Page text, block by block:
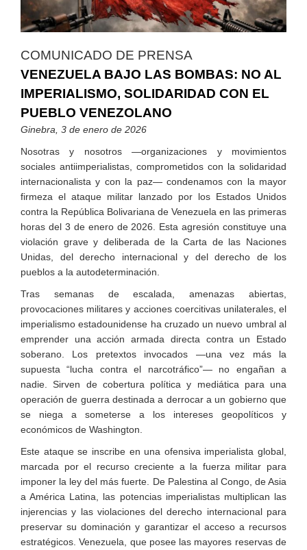
COMUNICADO DE PRENSA
VENEZUELA BAJO LAS BOMBAS: NO AL
IMPERIALISMO, SOLIDARIDAD CON EL
PUEBLO VENEZOLANO
Ginebra, 3 de enero de 2026
Nosotras y nosotros —organizaciones y movimientos
sociales antiimperialistas, comprometidos con la solidaridad
internacionalista y con la paz— condenamos con la mayor
firmeza el ataque militar lanzado por los Estados Unidos
contra la República Bolivariana de Venezuela en las primeras
horas del 3 de enero de 2026. Esta agresión constituye una
violación grave y deliberada de la Carta de las Naciones
Unidas, del derecho internacional y del derecho de los
pueblos a la autodeterminación.
Tras semanas de escalada, amenazas abiertas,
provocaciones militares y acciones coercitivas unilaterales, el
imperialismo estadounidense ha cruzado un nuevo umbral al
emprender una acción armada directa contra un Estado
soberano. Los pretextos invocados —una vez más la
supuesta “lucha contra el narcotráfico”— no engañan a
nadie. Sirven de cobertura política y mediática para una
operación de guerra destinada a derrocar a un gobierno que
se niega a someterse a los intereses geopolíticos y
económicos de Washington.
Este ataque se inscribe en una ofensiva imperialista global,
marcada por el recurso creciente a la fuerza militar para
imponer la ley del más fuerte. De Palestina al Congo, de Asia
a América Latina, las potencias imperialistas multiplican las
injerencias y las violaciones del derecho internacional para
preservar su dominación y garantizar el acceso a recursos
estratégicos. Venezuela, que posee las mayores reservas de